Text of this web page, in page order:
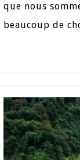
que nous
beaucoup de